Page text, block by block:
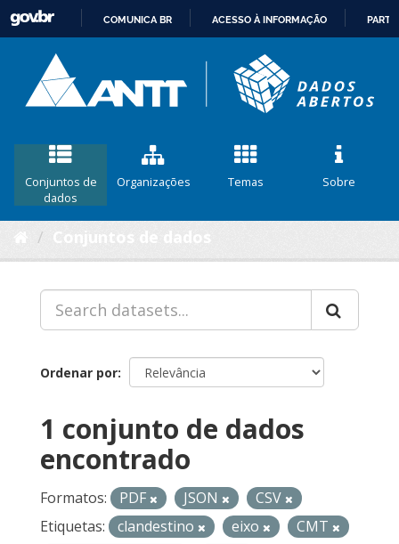
CONTEÚDO
COMUNICA BR ACESSO À INFORMAÇÃO
Conjuntos de
dados
Organizações Temas Sobre
Ordenar por
1 conjunto de dados
encontrado
Formatos: PDF JSON
CSV
Etiquetas:
clandestino eixo
CMT